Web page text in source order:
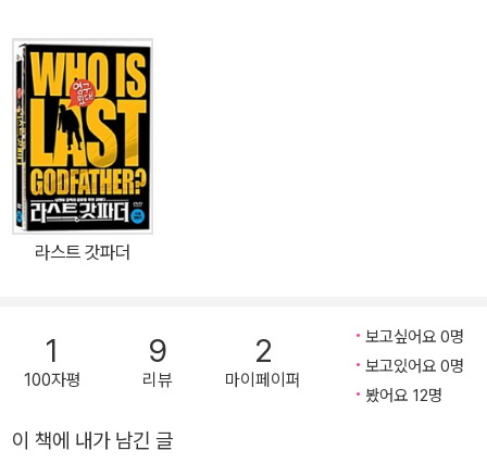
<우리동네>의 냉철한 살인마 등 작품마다 개성 있는 캐릭터를 소화
해왔다.
라스트 갓파더
1
100자평
9
리뷰
2
마이페이퍼
보고싶어요 0명
보고있어요 0명
봤어요 12명
이 책에 내가 남긴 글